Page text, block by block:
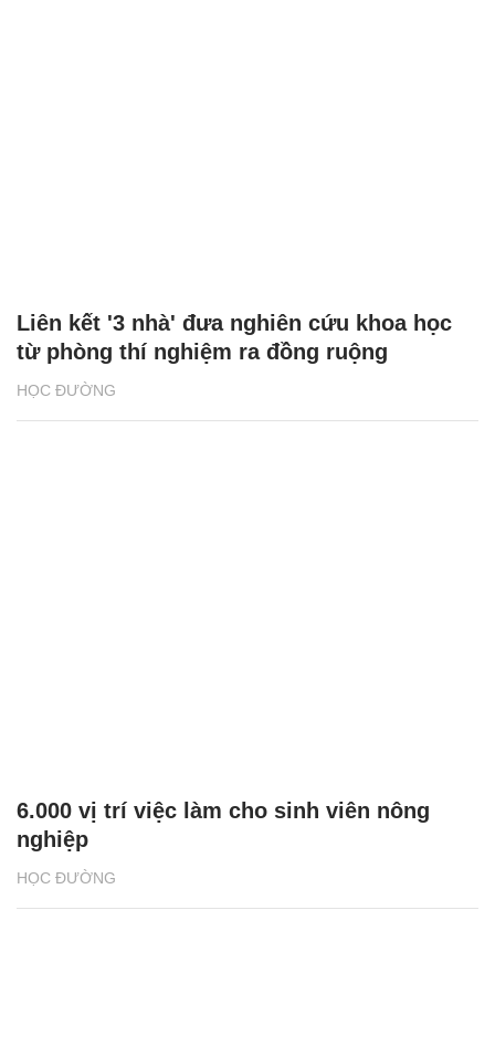
HỌC ĐƯỜNG
Liên kết '3 nhà' đưa nghiên cứu khoa học
từ phòng thí nghiệm ra đồng ruộng
HỌC ĐƯỜNG
6.000 vị trí việc làm cho sinh viên nông
nghiệp